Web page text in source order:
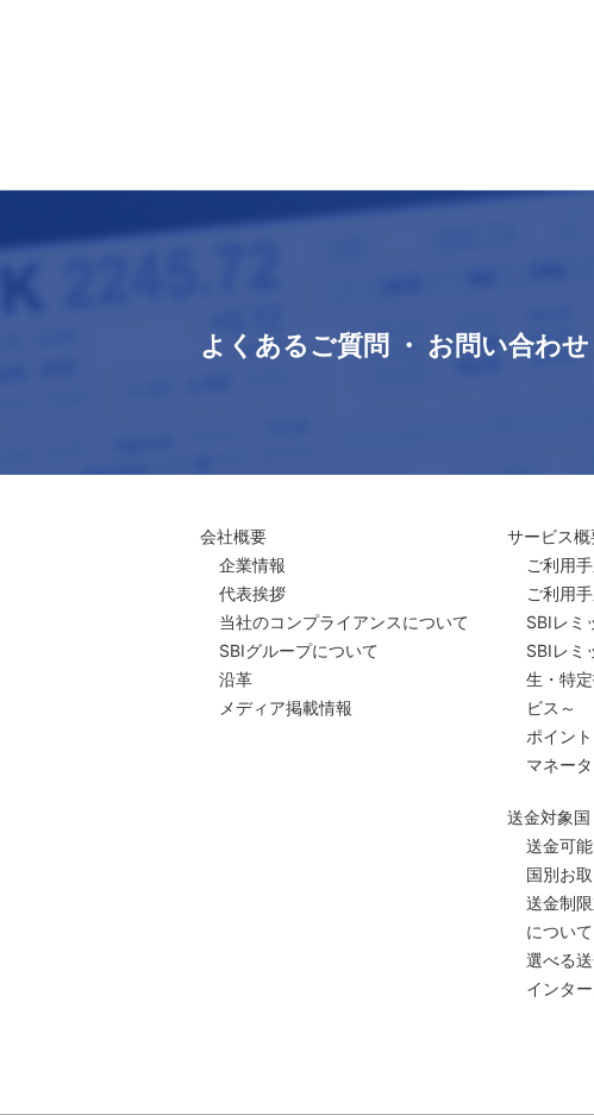
よくあるご質問 ・ お問い合わせ
会社概要
企業情報
代表挨拶
当社のコンプライアンスについて
SBIグループについて
沿革
メディア掲載情報
サービス概
ご利用
ご利用
SBIレミ
SBIレミ
生・特
ビス～
ポイン
マネー
送金対象
送金可
国別お
送金制
について
選べる
インタ